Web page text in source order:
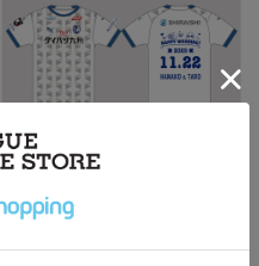
ルマーキングユニ2nd